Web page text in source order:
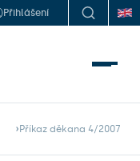
Přihlášení
Příkaz děkana 4/2007